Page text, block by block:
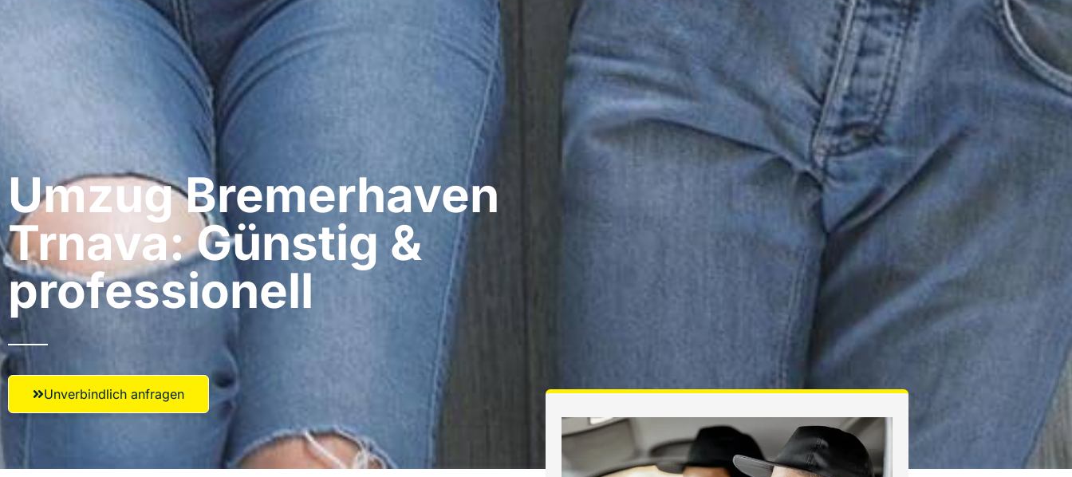
Umzug Bremerhaven​
Trnava: Günstig &
professionell​
Unverbindlich anfragen